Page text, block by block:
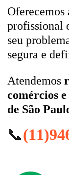
Oferecemos
profissional
seu
segura e
Atendemos
comércios
de São
📞